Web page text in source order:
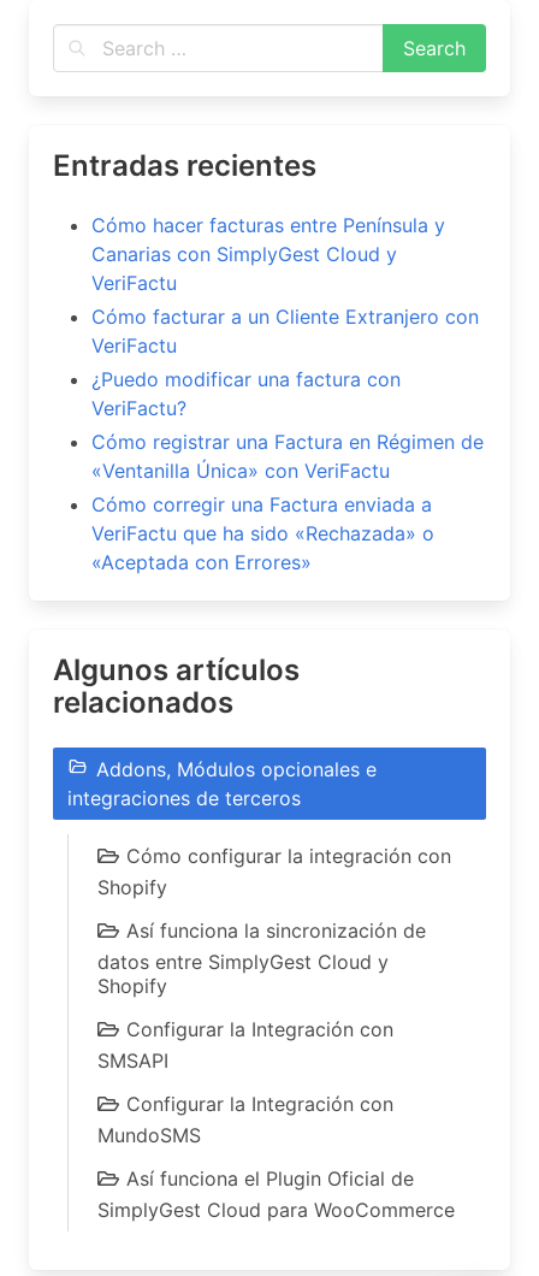
Entradas recientes
Cómo hacer facturas entre Península y
Canarias con SimplyGest Cloud y
VeriFactu
Cómo facturar a un Cliente Extranjero con
VeriFactu
¿Puedo modificar una factura con
VeriFactu?
Cómo registrar una Factura en Régimen de
«Ventanilla Única» con VeriFactu
Cómo corregir una Factura enviada a
VeriFactu que ha sido «Rechazada» o
«Aceptada con Errores»
Algunos artículos
relacionados
Addons, Módulos opcionales e
integraciones de terceros
Cómo configurar la integración con
Shopify
Así funciona la sincronización de
datos entre SimplyGest Cloud y
Shopify
Configurar la Integración con
SMSAPI
Configurar la Integración con
MundoSMS
Así funciona el Plugin Oficial de
SimplyGest Cloud para WooCommerce